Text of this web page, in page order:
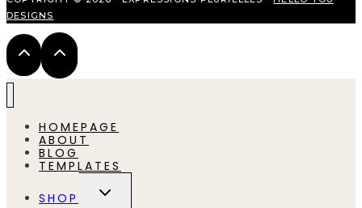
DESIGNS
HOMEPAGE
ABOUT
BLOG
TEMPLATES
SHOP
Toggle